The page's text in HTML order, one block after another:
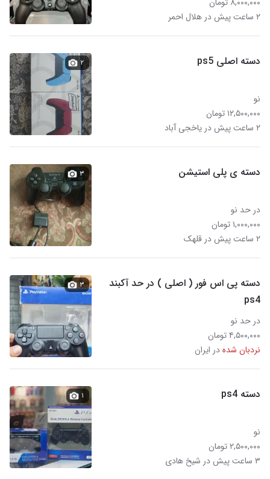
۲ ساعت پیش در هلال احمر
دسته اصلی ps5
نو
۱۲,۵۰۰,۰۰۰ تومان
۲ ساعت پیش در یاخجی آباد
۲
دسته ی پلی استیشن
در حد نو
۱,۰۰۰,۰۰۰ تومان
۲ ساعت پیش در قلهک
۳
دسته پی اس فور ( اصلی ) در حد آکبند
ps4
در حد نو
۴,۵۰۰,۰۰۰ تومان
نردبان شدهدر ایران
۳
دسته ps4
نو
۲,۵۰۰,۰۰۰ تومان
۳ ساعت پیش در شیخ هادی
۱